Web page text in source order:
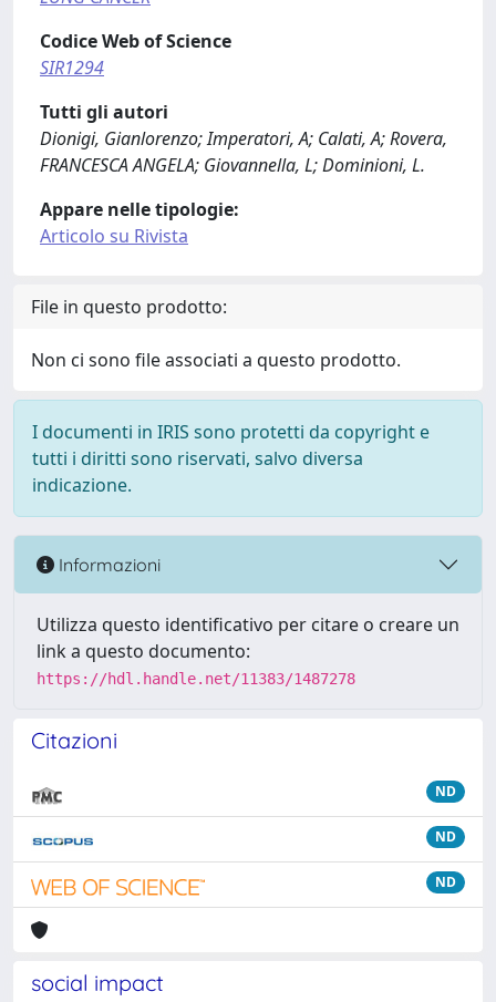
Codice Web of Science
SIR1294
Tutti gli autori
Dionigi, Gianlorenzo; Imperatori, A; Calati, A; Rovera,
FRANCESCA ANGELA; Giovannella, L; Dominioni, L.
Appare nelle tipologie:
Articolo su Rivista
File in questo prodotto:
Non ci sono file associati a questo prodotto.
I documenti in IRIS sono protetti da copyright e
tutti i diritti sono riservati, salvo diversa
indicazione.
Informazioni
Utilizza questo identificativo per citare o creare un
link a questo documento:
https://hdl.handle.net/11383/1487278
Citazioni
ND
ND
ND
social impact